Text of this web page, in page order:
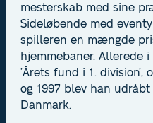
mesterskab med sine
Sideløbende med
spilleren en mængde
hjemmebaner. Allerede
’Årets fund i 1. division’,
og 1997 blev han udråbt
Danmark.